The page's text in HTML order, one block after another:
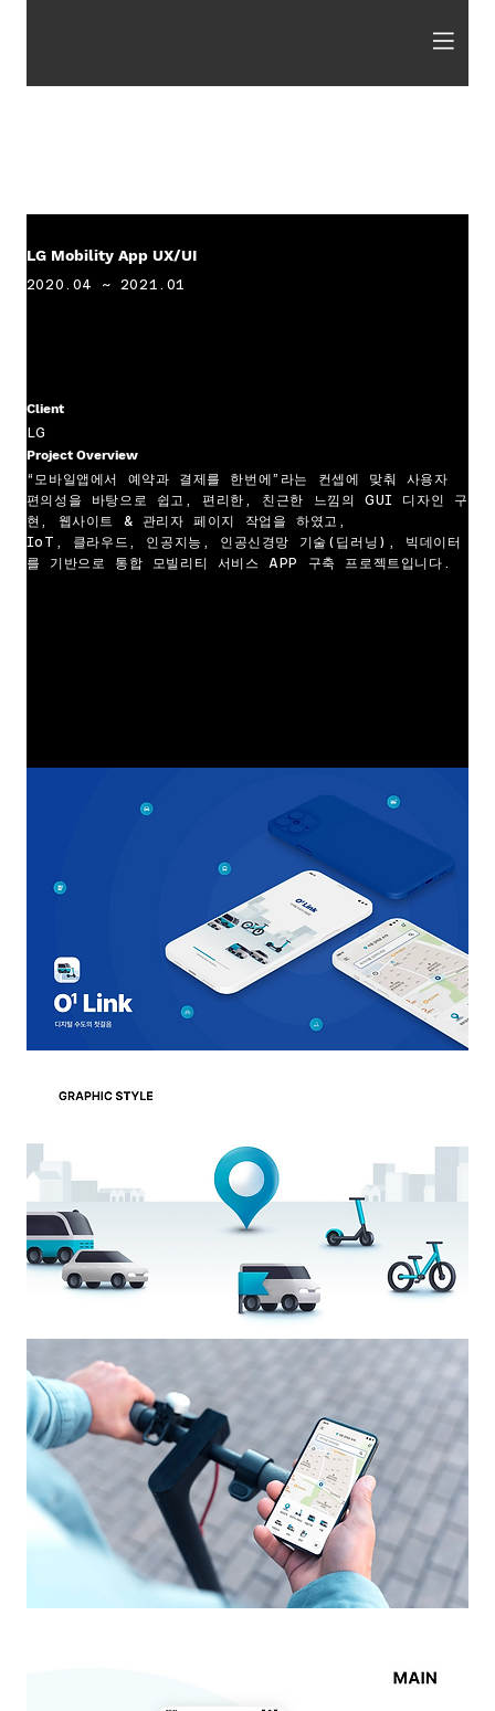
LG Mobility App UX/UI
2020.04 ~ 2021.01
Client
LG
Project Overview
“모바일앱에서 예약과 결제를 한번에”라는 컨셉에 맞춰 사용자
편의성을 바탕으로 쉽고, 편리한, 친근한 느낌의 GUI 디자인 구
현, 웹사이트 & 관리자 페이지 작업을 하였고,
IoT, 클라우드, 인공지능, 인공신경망 기술(딥러닝), 빅데이터
를 기반으로 통합 모빌리티 서비스 APP 구축 프로젝트입니다.